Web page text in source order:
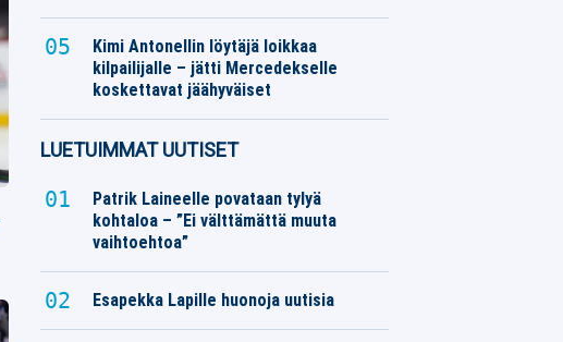
Kimi Antonellin löytäjä loikkaa
kilpailijalle – jätti Mercedekselle
koskettavat jäähyväiset
LUETUIMMAT UUTISET
Patrik Laineelle povataan tylyä
kohtaloa – ”Ei välttämättä muuta
vaihtoehtoa”
Esapekka Lapille huonoja uutisia